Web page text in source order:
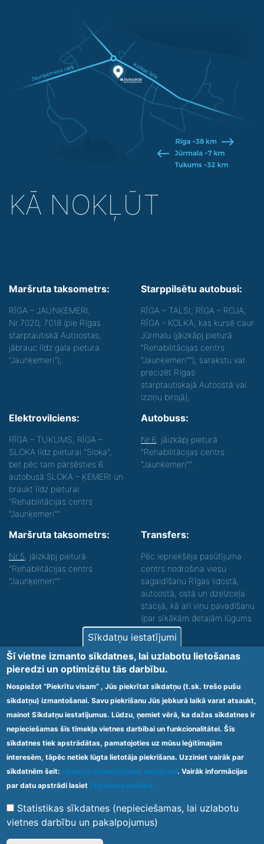
KĀ NOKĻŪT
Maršruta taksometrs:
RĪGA – JAUNĶEMERI,
Nr.7020, 7018 (pie Rīgas
starptautiskā Autoostas,
jābrauc līdz gala pietura
"Jaunķemeri");
Starppilsētu autobusi:
RĪGA – TALSI, RĪGA – ROJA,
RĪGA - KOLKA, kas kursē caur
Jūrmalu (jāizkāpj pieturā
"Rehabilitācijas centrs
"Jaunķemeri""), sarakstu var
precizēt Rīgas
starptautiskajā Autoostā vai
izziņu birojā);
Elektrovilciens:
RĪGA – TUKUMS, RĪGA –
SLOKA līdz pieturai "Sloka",
bet pēc tam pārsēsties 6.
autobusā SLOKA – ĶEMERI un
braukt līdz pieturai
"Rehabilitācijas centrs
"Jaunķemeri"".
Autobuss:
Nr.6 , jāizkāpj pieturā
"Rehabilitācijas centrs
"Jaunķemeri"".
Maršruta taksometrs:
Nr.5 , jāizkāpj pieturā
"Rehabilitācijas centrs
"Jaunķemeri""
Transfers:
Pēc iepriekšēja pasūtījuma
centrs nodrošina viesu
sagaidīšanu Rīgas lidostā,
autoostā, ostā un dzelzceļa
stacijā, kā arī viņu pavadīšanu
(par sīkākām detaļām lūgums
zvanīt).
Nodrošinām vides piekļūstamību personām ar
funkcionāliem traucējumiem! SIA „Sanare-KRC
Jaunķemeri”, Kolkas ielā 20, Jūrmalā ir nodrošināta vides
piekļūstamība personām ar funkcionāliem traucējumiem,
tādejādi nodrošinot atbilstību Ministru kabineta
2009.gada 20.janvāra noteikumos Nr.60 „Noteikumi par
obligātajām prasībām ārstniecības iestādēm un to
struktūrvienībām” minētajām prasībām.
Ārstniecības iestādes kods 1300 – 64003
Footer
menu
Vietnes karte Noteikumi un privātuma politika
Sīkdatņu iestatījumi
Šī vietne izmanto sīkdatnes, lai uzlabotu lietošanas
pieredzi un optimizētu tās darbību.
Nospiežot “Piekrītu visam” , Jūs piekrītat sīkdatņu (t.sk. trešo pušu
sīkdatņu) izmantošanai. Savu piekrišanu Jūs jebkurā laikā varat atsaukt,
mainot Sīkdatņu iestatījumus. Lūdzu, ņemiet vērā, ka dažas sīkdatnes ir
nepieciešamas šīs tīmekļa vietnes darbībai un funkcionalitātei. Šīs
sīkdatnes tiek apstrādātas, pamatojoties uz mūsu leģitīmajām
interesēm, tāpēc netiek lūgta lietotāja piekrišana. Uzziniet vairāk par
sīkdatnēm šeit: sīkdatņu izmantošanas noteikumi. Vairāk informācijas
par datu apstrādi lasiet Privātuma politikā.
Statistikas sīkdatnes (nepieciešamas, lai uzlabotu
vietnes darbību un pakalpojumus)